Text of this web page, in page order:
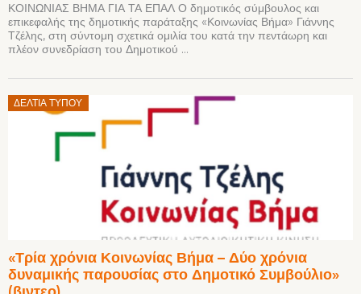
ΚΟΙΝΩΝΙΑΣ ΒΗΜΑ ΓΙΑ ΤΑ ΕΠΑΛ Ο δημοτικός σύμβουλος και
επικεφαλής της δημοτικής παράταξης «Κοινωνίας Βήμα» Γιάννης
Τζέλης, στη σύντομη σχετικά ομιλία του κατά την πεντάωρη και
πλέον συνεδρίαση του Δημοτικού ...
ΔΕΛΤΊΑ ΤΎΠΟΥ
«Τρία χρόνια Κοινωνίας Βήμα – Δύο χρόνια
δυναμικής παρουσίας στο Δημοτικό Συμβούλιο»
Posted